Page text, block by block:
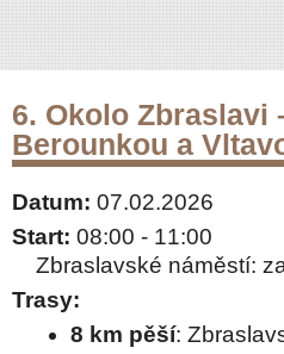
6. Okolo Zbraslavi
Berounkou a
Datum: 07.02.2026
Start: 08:00 - 11:00
Zbraslavské náměstí:
Trasy:
8 km pěší: